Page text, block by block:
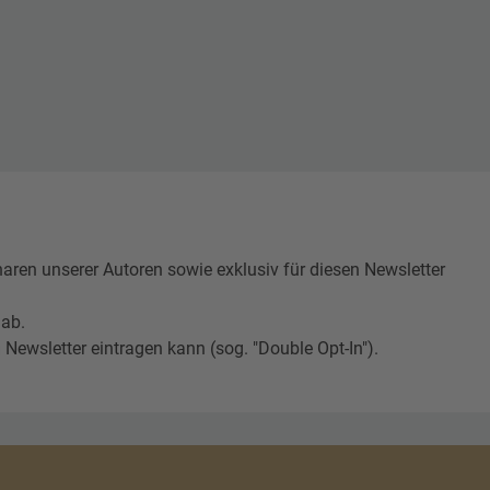
unserer Autoren sowie exklusiv für diesen Newsletter
eintragen kann (sog. "Double Opt-In").